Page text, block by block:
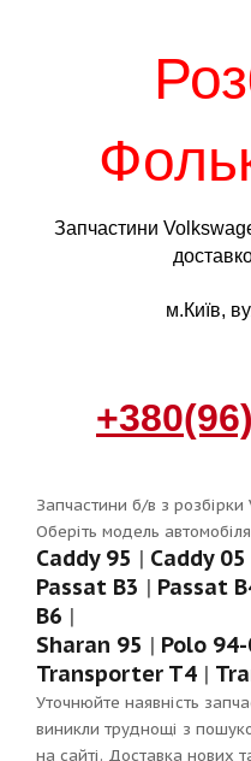
Запчастини
м.Київ,
Запчастини б/в з розбірки
Оберіть модель
Caddy 95 | Caddy 05
Passat B3 | Passat
B6 |
Sharan 95 | Polo
Transporter T4 |
Уточнюйте наявність
виникли труднощі з
на сайті. Доставка нових